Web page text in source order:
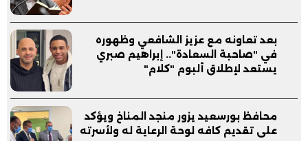
بعد تعاونه مع عزيز الشافعي وظهوره
في "صاحبة السعادة".. إبراهيم صبري
يستعد لإطلاق ألبوم "كلام"
محافظ بورسعيد يزور منجد المناخ ويؤكد
على تقديم كافه لوحة الرعاية له ولأسرته